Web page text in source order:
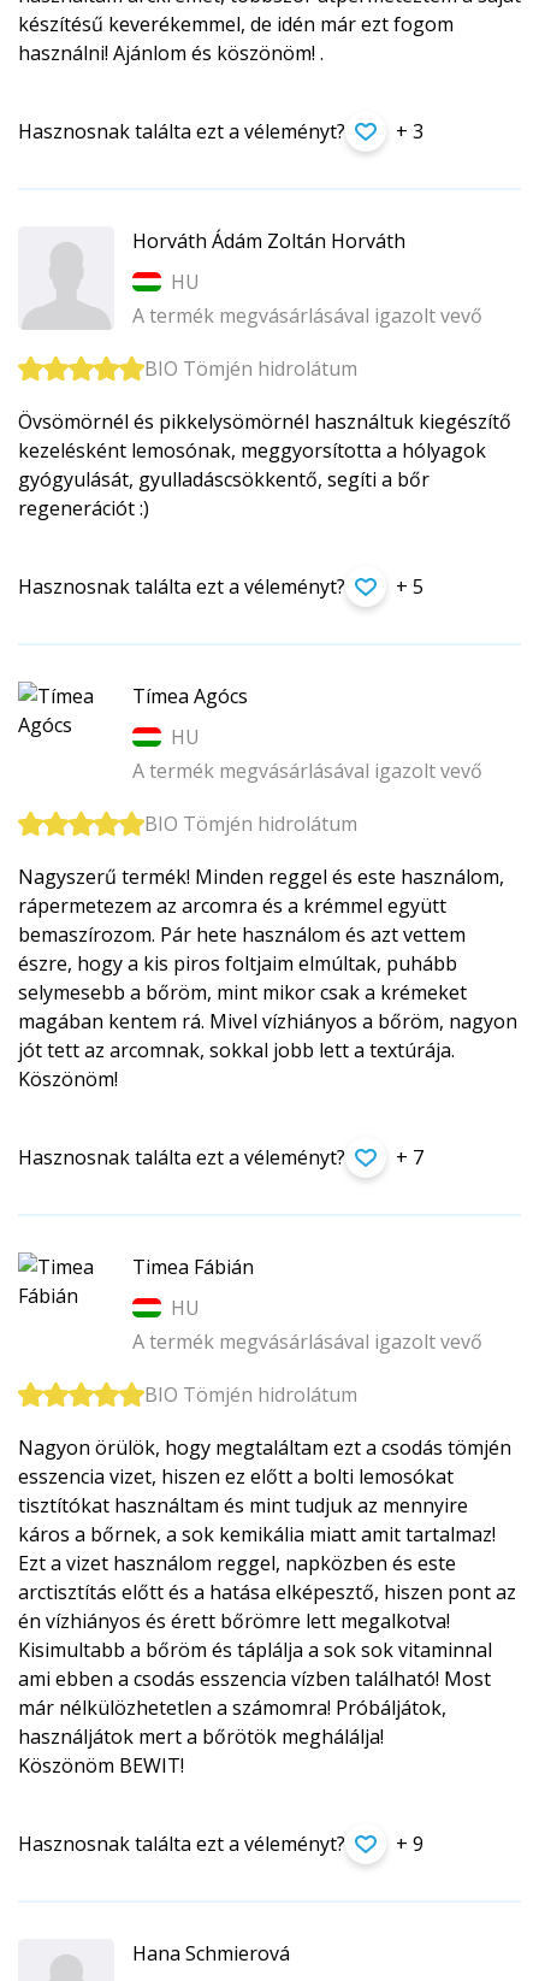
készítésű keverékemmel, de idén már ezt fogom
használni! Ajánlom és köszönöm! .
Hasznosnak találta ezt a véleményt? + 3
Horváth Ádám Zoltán Horváth
HU
A termék megvásárlásával igazolt vevő
BIO Tömjén hidrolátum
Övsömörnél és pikkelysömörnél használtuk kiegészítő
kezelésként lemosónak, meggyorsította a hólyagok
gyógyulását, gyulladáscsökkentő, segíti a bőr
regenerációt :)
Hasznosnak találta ezt a véleményt? + 5
Tímea Agócs
HU
A termék megvásárlásával igazolt vevő
BIO Tömjén hidrolátum
Nagyszerű termék! Minden reggel és este használom,
rápermetezem az arcomra és a krémmel együtt
bemaszírozom. Pár hete használom és azt vettem
észre, hogy a kis piros foltjaim elmúltak, puhább
selymesebb a bőröm, mint mikor csak a krémeket
magában kentem rá. Mivel vízhiányos a bőröm, nagyon
jót tett az arcomnak, sokkal jobb lett a textúrája.
Köszönöm!
Hasznosnak találta ezt a véleményt? + 7
Timea Fábián
HU
A termék megvásárlásával igazolt vevő
BIO Tömjén hidrolátum
Nagyon örülök, hogy megtaláltam ezt a csodás tömjén
esszencia vizet, hiszen ez előtt a bolti lemosókat
tisztítókat használtam és mint tudjuk az mennyire
káros a bőrnek, a sok kemikália miatt amit tartalmaz!
Ezt a vizet használom reggel, napközben és este
arctisztítás előtt és a hatása elképesztő, hiszen pont az
én vízhiányos és érett bőrömre lett megalkotva!
Kisimultabb a bőröm és táplálja a sok sok vitaminnal
ami ebben a csodás esszencia vízben található! Most
már nélkülözhetetlen a számomra! Próbáljátok,
használjátok mert a bőrötök meghálálja!
Köszönöm BEWIT!
Hasznosnak találta ezt a véleményt? + 9
Hana Schmierová